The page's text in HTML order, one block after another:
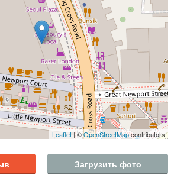
Leaflet| ©OpenStreetMapcontributors
Загрузить фото